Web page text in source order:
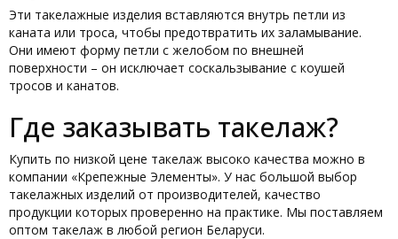
Эти такелажные изделия вставляются внутрь петли из
каната или троса, чтобы предотвратить их заламывание.
Они имеют форму петли с желобом по внешней
поверхности – он исключает соскальзывание с коушей
тросов и канатов.
Где заказывать такелаж?
Купить по низкой цене такелаж высоко качества можно в
компании «Крепежные Элементы». У нас большой выбор
такелажных изделий от производителей, качество
продукции которых проверенно на практике. Мы поставляем
оптом такелаж в любой регион Беларуси.